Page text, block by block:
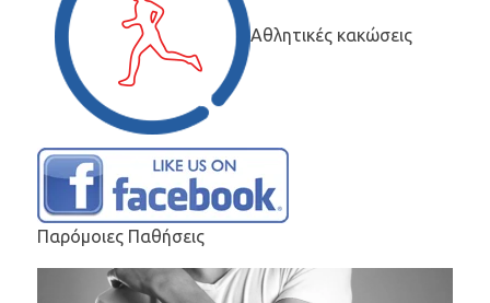
Αθλητικές κακώσεις
Παρόμοιες Παθήσεις